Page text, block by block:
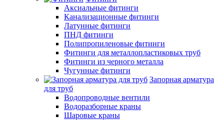
Аксиальные фитинги
Канализационные фитинги
Латунные фитинги
ПНД фитинги
Полипропиленовые фитинги
Фитинги для металлопластиковых труб
Фитинги из черного металла
Чугунные фитинги
Запорная арматура
для труб
Водопроводные вентили
Водоразборные краны
Шаровые краны